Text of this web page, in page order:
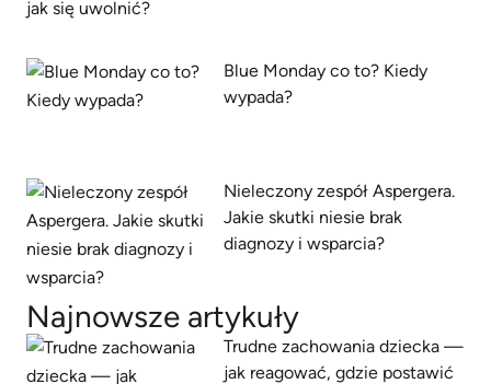
Blue Monday co to? Kiedy
wypada?
Nieleczony zespół Aspergera.
Jakie skutki niesie brak
diagnozy i wsparcia?
Najnowsze artykuły
Trudne zachowania dziecka —
jak reagować, gdzie postawić